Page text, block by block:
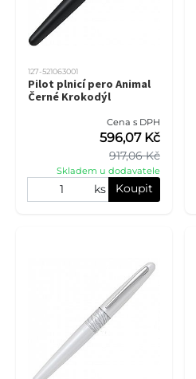
127-521063001
Pilot plnicí pero Animal
Černé Krokodýl
Cena s DPH
917,06 Kč
596,07 Kč
Skladem u dodavatele
ks Koupit